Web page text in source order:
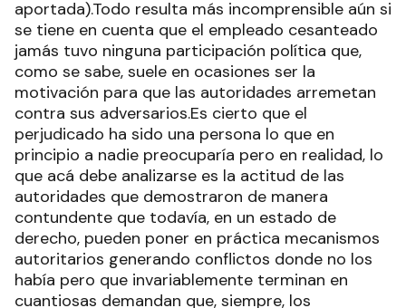
aportada).Todo resulta más incomprensible aún si
se tiene en cuenta que el empleado cesanteado
jamás tuvo ninguna participación política que,
como se sabe, suele en ocasiones ser la
motivación para que las autoridades arremetan
contra sus adversarios.Es cierto que el
perjudicado ha sido una persona lo que en
principio a nadie preocuparía pero en realidad, lo
que acá debe analizarse es la actitud de las
autoridades que demostraron de manera
contundente que todavía, en un estado de
derecho, pueden poner en práctica mecanismos
autoritarios generando conflictos donde no los
había pero que invariablemente terminan en
cuantiosas demandan que, siempre, los